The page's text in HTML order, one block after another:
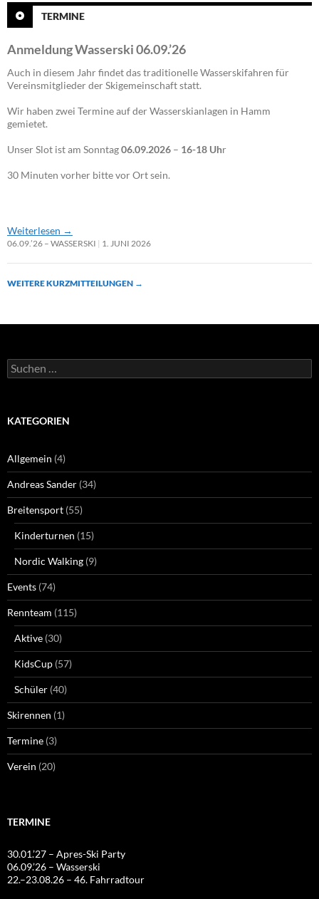
TERMINE
Anmeldung Wasserski 06.09.’26
Auch in diesem Jahr findet das traditionelle Wasserskifahren für
Vereinsmitglieder der Skigemeinschaft statt.
Wir haben zwei Termine auf der Wasserskianlagen in Hamm
gemietet.
Unser Slot ist am Sonntag06.09.2026 – 16-18 Uhr
30 Minuten vorher bitte vor Ort sein.
Weiterlesen →
06.09.’26 – WASSERSKI 1. JUNI 2026
WEITERE KURZMITTEILUNGEN →
Suchen
nach:
KATEGORIEN
Allgemein (4)
Andreas Sander (34)
Breitensport (55)
Kinderturnen (15)
Nordic Walking (9)
Events (74)
Rennteam (115)
Aktive (30)
KidsCup (57)
Schüler (40)
Skirennen (1)
Termine (3)
Verein (20)
TERMINE
30.01.’27 – Apres-Ski Party
06.09.’26 – Wasserski
22.–23.08.26 – 46. Fahrradtour